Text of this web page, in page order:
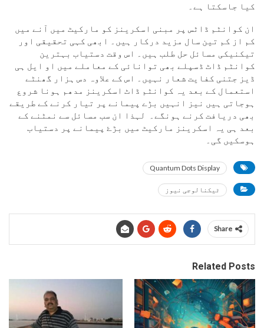
کیا جاسکتا ہے۔
ان کوانٹم ڈاٹس پر مبنی اسکرینز کو مارکیٹ میں آنے میں
کم از کم تین سال مزید درکار ہیں۔ ابھی کہی تحقیقی اور
تیکنیکی مسائل حل طلب ہیں۔ اس وقت دستیاب بہترین
کوانٹم ڈاٹ ڈسپلے بھی توانائی کے معاملے میں او ایل ہی
ڈیز جتنی کفایت شعار نہیں۔ اس کے علاوہ دس ہزار گھنٹے
استعمال کے بعد یہ کوانٹم ڈاٹ اسکرینز مدھم ہونا شروع
ہوجاتی ہیں نیز انہیں بڑے پیمانے پر تیار کرنے کے طریقے
بھی دریافت کرنے ہونگے۔ لہذا ان سب مسائل سے نمٹنے کے
بعد ہی یہ اسکرینز مارکیٹ میں بڑۓ پیمانے پر دستیاب
ہوسکیں گی۔
Quantum Dots Display
ٹیکنالوجی نیوز
Share
Related Posts